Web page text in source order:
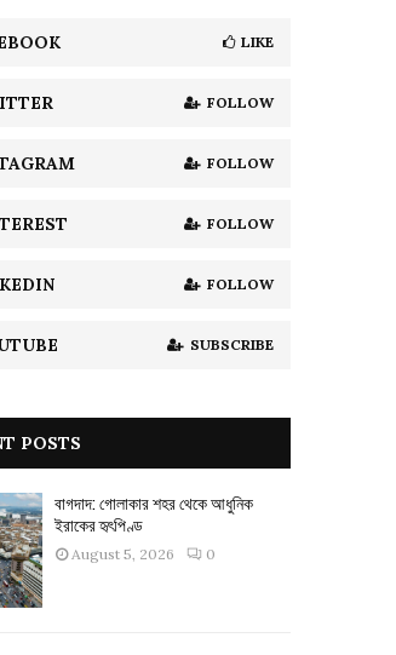
C
H
LIKE
FOLLOW
FOLLOW
FOLLOW
FOLLOW
SUBSCRIBE
POSTS
বাগদাদ: গোলাকার শহর থেকে আধুনিক
ইরাকের হৃৎপিণ্ড
August 5, 2026 0